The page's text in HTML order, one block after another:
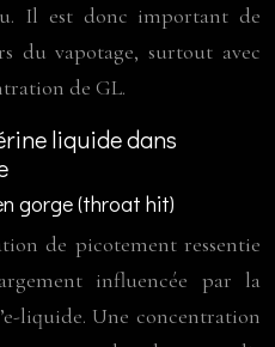
Il est donc important de
du vapotage, surtout avec
de GL.
liquide dans
gorge (throat hit)
de picotement ressentie
influencée par la
liquide. Une concentration